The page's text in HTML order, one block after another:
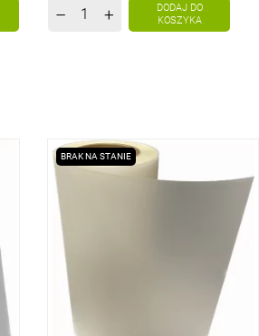
– +
DODAJ DO
KOSZYKA
BRAK NA STANIE